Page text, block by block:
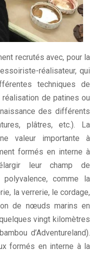
recrutés avec, pour la
réalisateur, qui
techniques de
de patines ou
des différents
plâtres, etc.). La
valeur importante à
formés en interne à
leur champ de
comme la
la verrerie, le cordage,
de nœuds marins en
vingt kilomètres
d’Adventureland).
formés en interne à la